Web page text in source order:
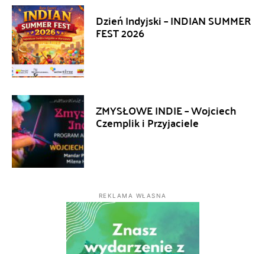
Dzień Indyjski – INDIAN SUMMER
FEST 2026
ZMYSŁOWE INDIE – Wojciech
Czemplik i Przyjaciele
REKLAMA WŁASNA